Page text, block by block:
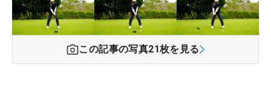
この記事の写真21枚を見る